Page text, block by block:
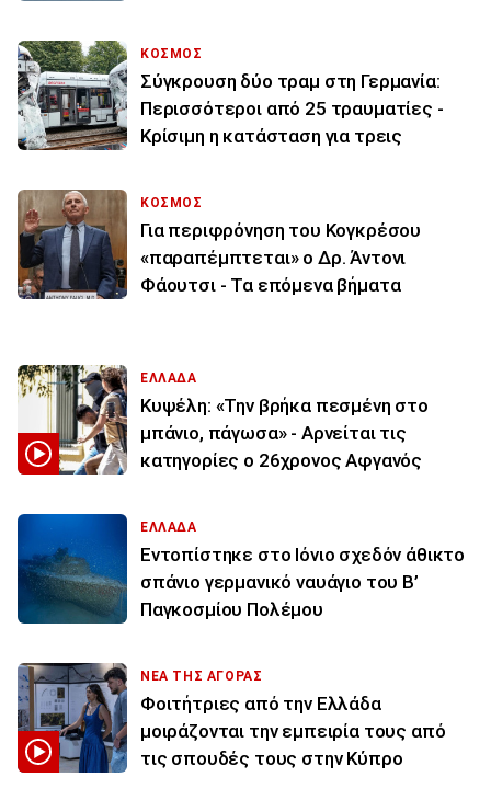
ΚΟΣΜΟΣ
Σύγκρουση δύο τραμ στη Γερμανία:
Περισσότεροι από 25 τραυματίες -
Κρίσιμη η κατάσταση για τρεις
ΚΟΣΜΟΣ
Για περιφρόνηση του Κογκρέσου
«παραπέμπτεται» ο Δρ. Άντονι
Φάουτσι - Τα επόμενα βήματα
ΕΛΛΑΔΑ
Κυψέλη: «Την βρήκα πεσμένη στο
μπάνιο, πάγωσα» - Αρνείται τις
κατηγορίες ο 26χρονος Αφγανός
ΕΛΛΑΔΑ
Εντοπίστηκε στο Ιόνιο σχεδόν άθικτο
σπάνιο γερμανικό ναυάγιο του Β’
Παγκοσμίου Πολέμου
ΝΕΑ ΤΗΣ ΑΓΟΡΑΣ
Φοιτήτριες από την Ελλάδα
μοιράζονται την εμπειρία τους από
τις σπουδές τους στην Κύπρο